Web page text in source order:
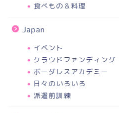
食べもの＆料理
Japan
イベント
クラウドファンディング
ボーダレスアカデミー
日々のいろいろ
派遣前訓練